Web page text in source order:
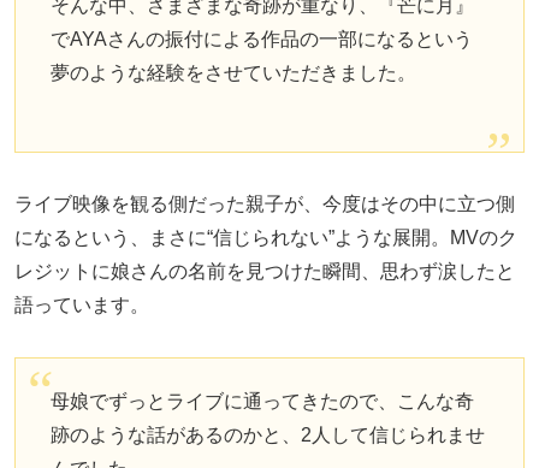
そんな中、さまざまな奇跡が重なり、『芒に月』
でAYAさんの振付による作品の一部になるという
夢のような経験をさせていただきました。
ライブ映像を観る側だった親子が、今度はその中に立つ側
になるという、まさに“信じられない”ような展開。MVのク
レジットに娘さんの名前を見つけた瞬間、思わず涙したと
語っています。
母娘でずっとライブに通ってきたので、こんな奇
跡のような話があるのかと、2人して信じられませ